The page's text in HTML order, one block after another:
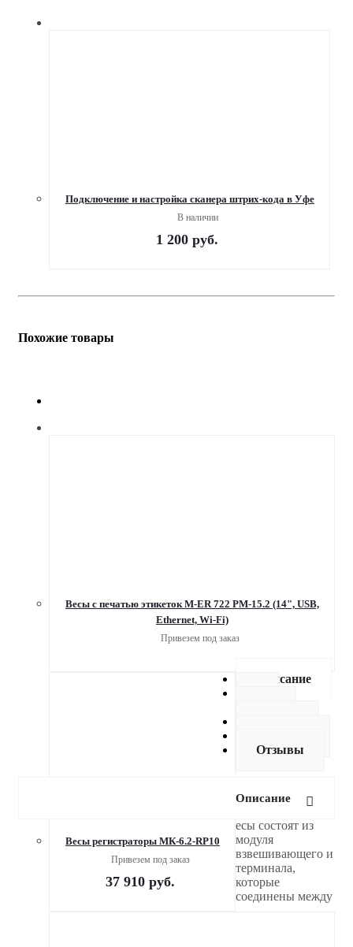
Подключение и настройка сканера штрих-кода в Уфе
В наличии
1 200 руб.
Похожие товары
Весы с печатью этикеток M-ER 722 PM-15.2 (14", USB,
Ethernet, Wi-Fi)
Привезем под заказ
Весы регистраторы МК-6.2-RP10
Привезем под заказ
37 910руб.
Описание
Отзывы
Описание
есы состоят из
модуля
взвешивающего и
терминала,
которые
соединены между